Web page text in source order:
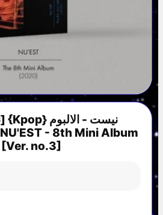
no.3]